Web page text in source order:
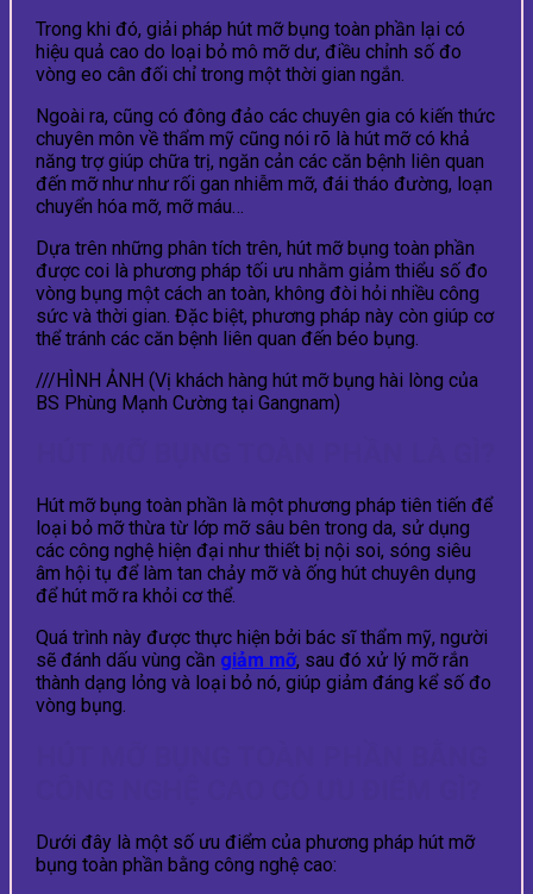
Trong khi đó, giải pháp hút mỡ bụng toàn phần lại có
hiệu quả cao do loại bỏ mô mỡ dư, điều chỉnh số đo
vòng eo cân đối chỉ trong một thời gian ngắn.
Ngoài ra, cũng có đông đảo các chuyên gia có kiến thức
chuyên môn về thẩm mỹ cũng nói rõ là hút mỡ có khả
năng trợ giúp chữa trị, ngăn cản các căn bệnh liên quan
đến mỡ như như rối gan nhiễm mỡ, đái tháo đường, loạn
chuyển hóa mỡ, mỡ máu…
Dựa trên những phân tích trên, hút mỡ bụng toàn phần
được coi là phương pháp tối ưu nhằm giảm thiểu số đo
vòng bụng một cách an toàn, không đòi hỏi nhiều công
sức và thời gian. Đặc biệt, phương pháp này còn giúp cơ
thể tránh các căn bệnh liên quan đến béo bụng.
///HÌNH ẢNH (Vị khách hàng hút mỡ bụng hài lòng của
BS Phùng Mạnh Cường tại Gangnam)
Hút mỡ bụng toàn phần là một phương pháp tiên tiến để
loại bỏ mỡ thừa từ lớp mỡ sâu bên trong da, sử dụng
các công nghệ hiện đại như thiết bị nội soi, sóng siêu
âm hội tụ để làm tan chảy mỡ và ống hút chuyên dụng
để hút mỡ ra khỏi cơ thể.
Quá trình này được thực hiện bởi bác sĩ thẩm mỹ, người
sẽ đánh dấu vùng cần giảm mỡ, sau đó xử lý mỡ rắn
thành dạng lỏng và loại bỏ nó, giúp giảm đáng kể số đo
vòng bụng.
Dưới đây là một số ưu điểm của phương pháp hút mỡ
bụng toàn phần bằng công nghệ cao: